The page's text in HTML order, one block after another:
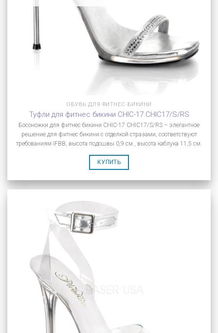
ОБУВЬ ДЛЯ ФИТНЕС-БИКИНИ
Туфли для фитнес бикини CHIC-17 CHIC17/S/RS
Босоножки для фитнес бикини CHIC-17 CHIC17/S/RS – элегантное
решение для фитнес бикини с отделкой стразами, соответствуют
требованиям IFBB, высота подошвы 0,9 см., высота каблука 11,5 см.
КУПИТЬ